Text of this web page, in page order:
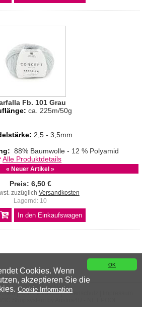
OK
Cookies. Wenn
akzeptieren Sie die
Cookie Information
Fb. 101 Grau
ca. 225m/50g
2,5 - 3,5mm
88% Baumwolle - 12 % Polyamid
Alle Produktdetails
« Neuer Artikel »
Preis: 6,50 €
zuzüglich Versandkosten
Lagernd: 10
Wiener Wollwicklerei
|AGB|Widerruf|Datenschutz